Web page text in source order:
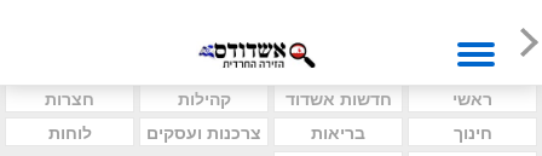
ראשי חדשות אשדוד קהילות
חצרות
חינוך
בריאות צרכנות ועסקים
לוחות